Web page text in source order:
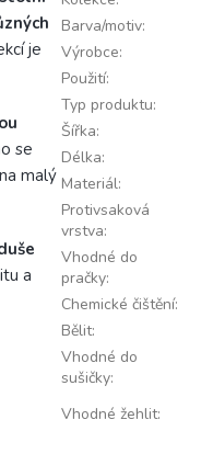
je
se
malý
a
Barva/motiv:
Výrobce:
Použití:
Typ produktu:
Šířka:
Délka:
Materiál:
Protivsaková
vrstva:
Vhodné do
pračky:
Chemické čištění:
Bělit:
Vhodné do
sušičky:
Vhodné žehlit: